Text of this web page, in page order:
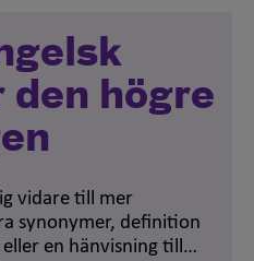
den högre
vidare till mer
synonymer, definition
en hänvisning till